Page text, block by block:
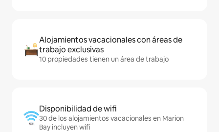
Alojamientos vacacionales con áreas de
trabajo exclusivas
10 propiedades tienen un área de trabajo
Disponibilidad de wifi
30 de los alojamientos vacacionales en Marion
Bay incluyen wifi